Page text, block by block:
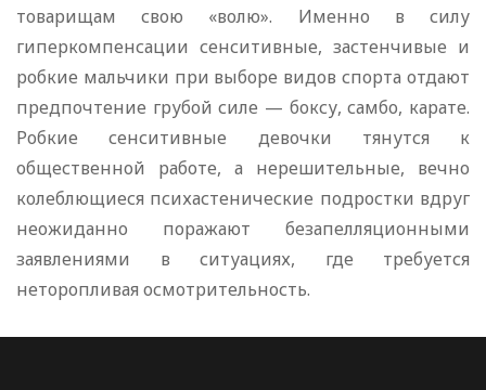
товарищам свою «волю». Именно в силу
гиперкомпенсации сенситивные, застенчивые и
робкие мальчики при выборе видов спорта отдают
предпочтение грубой силе — боксу, самбо, карате.
Робкие сенситивные девочки тянутся к
общественной работе, а нерешительные, вечно
колеблющиеся психастенические подростки вдруг
неожиданно поражают безапелляционными
заявлениями в ситуациях, где требуется
неторопливая осмотрительность.